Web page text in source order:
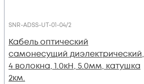
SNR-ADSS-UT-01-04/2
Кабель оптический
самонесущий диэлектрический,
4 волокна, 1.0кН, 5.0мм, катушка
2км.